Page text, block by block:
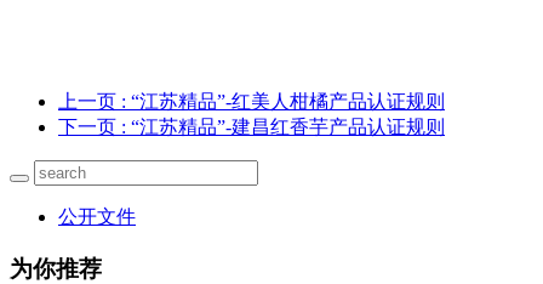
上一页 : “江苏精品”-红美人柑橘产品认证规则
下一页 : “江苏精品”-建昌红香芋产品认证规则
公开文件
为你推荐